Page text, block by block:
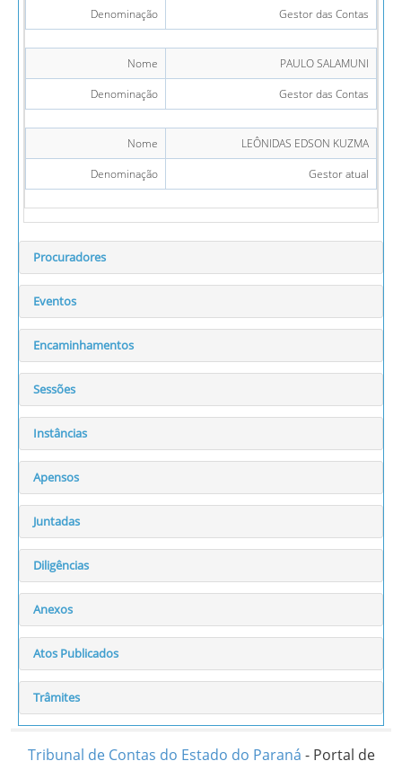
Denominação
Gestor das Contas
Nome
PAULO SALAMUNI
Denominação
Gestor das Contas
Nome
LEÔNIDAS EDSON KUZMA
Denominação
Gestor atual
Procuradores
Eventos
Encaminhamentos
Sessões
Instâncias
Apensos
Juntadas
Diligências
Anexos
Atos Publicados
Trâmites
Tribunal de Contas do Estado do Paraná - Portal de